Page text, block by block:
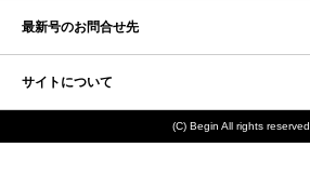
最新号のお問合せ先
サイトについて
(C) Begin All rights reserved.